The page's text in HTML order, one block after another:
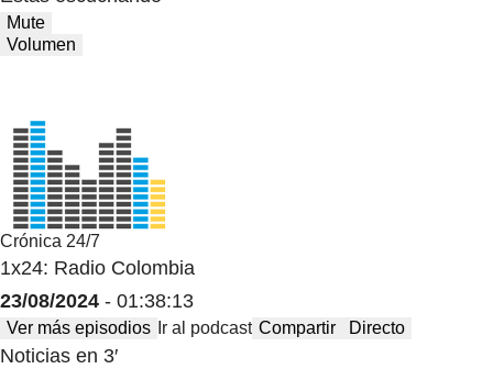
Mute
Volumen
Crónica 24/7
1x24: Radio Colombia
23/08/2024 - 01:38:13
Ver más episodios Ir al podcast Compartir Directo
Noticias en 3′